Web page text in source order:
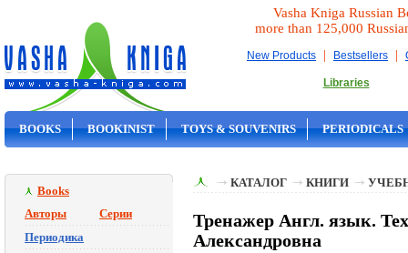
Vasha Kniga Russian
more than 125,000
New Products | Bestsellers |
Libraries
BOOKS BOOKINIST TOYS & SOUVENIRS PERIODICALS
Books
Авторы
Серии
Периодика
КАТАЛОГ КНИГИ
Тренажер Англ. язык.
Александровна